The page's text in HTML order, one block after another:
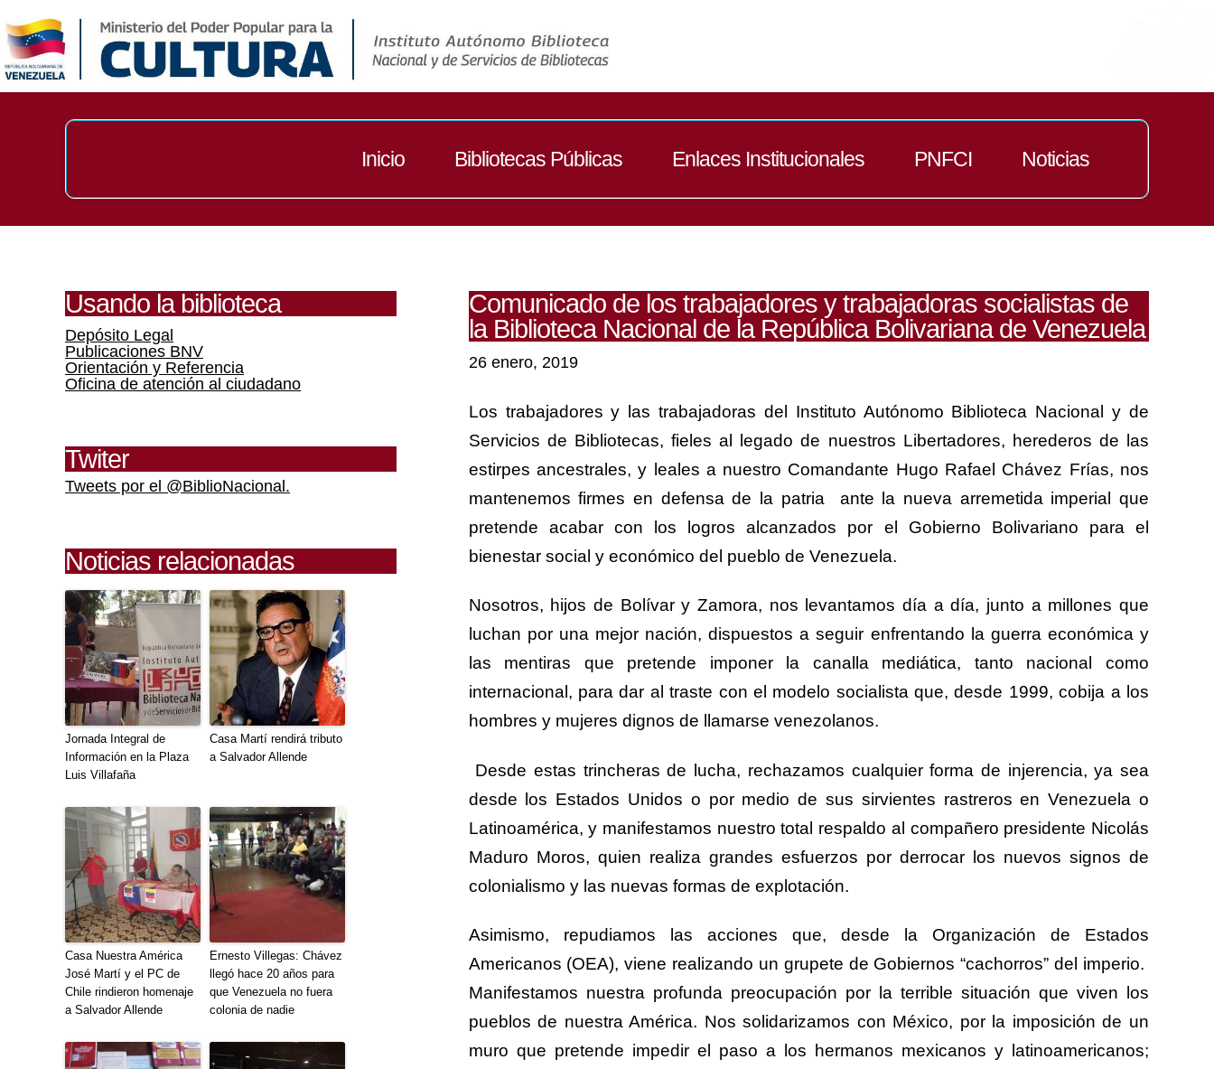
Inicio Bibliotecas Públicas Enlaces Institucionales PNFCI Noticias
Usando la biblioteca
Depósito Legal
Publicaciones BNV
Orientación y Referencia
Oficina de atención al ciudadano
Twiter
Tweets por el @BiblioNacional.
Noticias relacionadas
Jornada Integral de
Información en la Plaza
Luis Villafaña
Casa Martí rendirá tributo
a Salvador Allende
Casa Nuestra América
José Martí y el PC de
Chile rindieron homenaje
a Salvador Allende
Ernesto Villegas: Chávez
llegó hace 20 años para
que Venezuela no fuera
colonia de nadie
Comunicado de los trabajadores y trabajadoras socialistas de
la Biblioteca Nacional de la República Bolivariana de Venezuela
26 enero, 2019
Los trabajadores y las trabajadoras del Instituto Autónomo Biblioteca Nacional y de
Servicios de Bibliotecas, fieles al legado de nuestros Libertadores, herederos de las
estirpes ancestrales, y leales a nuestro Comandante Hugo Rafael Chávez Frías, nos
mantenemos firmes en defensa de la patria
ante la nueva arremetida imperial que
pretende acabar con los logros alcanzados por el Gobierno Bolivariano para el
bienestar social y económico del pueblo de Venezuela.
Nosotros, hijos de Bolívar y Zamora, nos levantamos día a día, junto a millones que
luchan por una mejor nación, dispuestos a seguir enfrentando la guerra económica y
las mentiras que pretende imponer la canalla mediática, tanto nacional como
internacional, para dar al traste con el modelo socialista que, desde 1999, cobija a los
hombres y mujeres dignos de llamarse venezolanos.
Desde estas trincheras de lucha, rechazamos cualquier forma de injerencia, ya sea
desde los Estados Unidos o por medio de sus sirvientes rastreros en Venezuela o
Latinoamérica, y manifestamos nuestro total respaldo al compañero presidente Nicolás
Maduro Moros, quien realiza grandes esfuerzos por derrocar los nuevos signos de
colonialismo y las nuevas formas de explotación.
Asimismo, repudiamos las acciones que, desde la Organización de Estados
Americanos (OEA), viene realizando un grupete de Gobiernos “cachorros” del imperio.
Manifestamos nuestra profunda preocupación por la terrible situación que viven los
pueblos de nuestra América. Nos solidarizamos con México, por la imposición de un
muro que pretende impedir el paso a los hermanos mexicanos y latinoamericanos;